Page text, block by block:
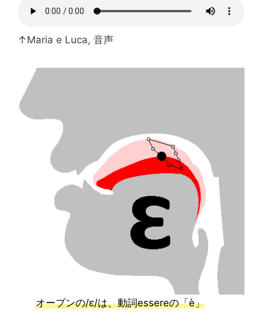
↑Maria e Luca, 音声
オープンの/ɛ/は、動詞essereの「è」